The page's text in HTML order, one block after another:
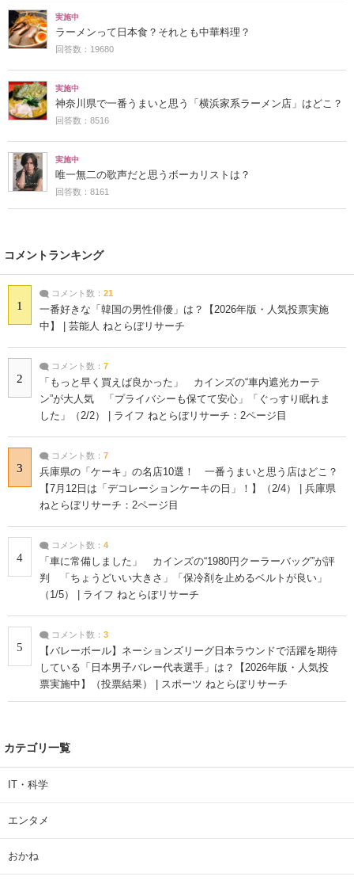
実施中
ラーメンって日本食？それとも中華料理？
回答数：19680
実施中
神奈川県で一番うまいと思う「横浜家系ラーメン店」はどこ？
回答数：8516
実施中
唯一無二の歌声だと思うボーカリストは？
回答数：8161
コメントランキング
1
コメント数： 21
一番好きな「韓国の男性俳優」は？【2026年版・人気投票実施
中】 | 芸能人 ねとらぼリサーチ
2
コメント数： 7
「もっと早く買えば良かった」 カインズの“車内遮光カーテ
ン”が大人気 「プライバシーも保てて安心」「ぐっすり眠れま
した」（2/2） | ライフ ねとらぼリサーチ：2ページ目
3
コメント数： 7
兵庫県の「ケーキ」の名店10選！ 一番うまいと思う店はどこ？
【7月12日は「デコレーションケーキの日」！】（2/4） | 兵庫県
ねとらぼリサーチ：2ページ目
4
コメント数： 4
「車に常備しました」 カインズの“1980円クーラーバッグ”が評
判 「ちょうどいい大きさ」「保冷剤を止めるベルトが良い」
（1/5） | ライフ ねとらぼリサーチ
5
コメント数： 3
【バレーボール】ネーションズリーグ日本ラウンドで活躍を期待
している「日本男子バレー代表選手」は？【2026年版・人気投
票実施中】（投票結果） | スポーツ ねとらぼリサーチ
カテゴリ一覧
IT・科学
エンタメ
おかね